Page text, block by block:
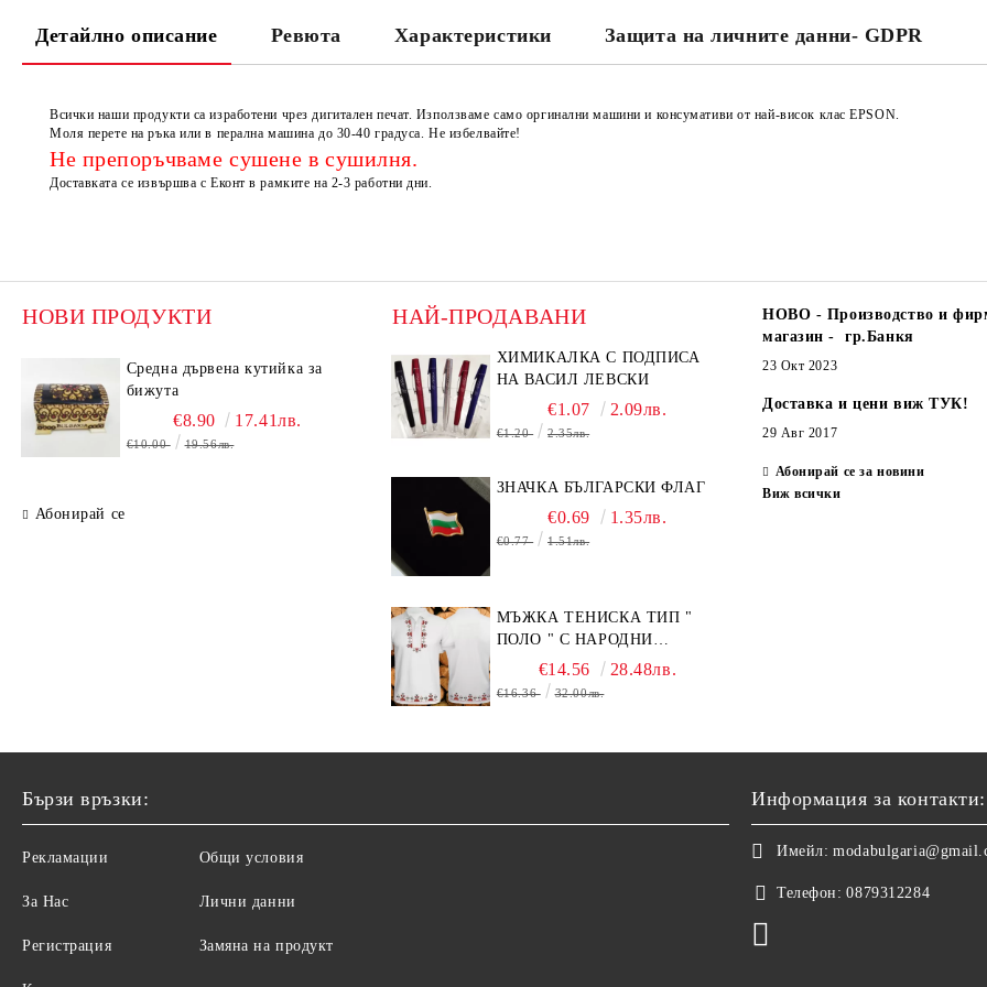
Детайлно описание Ревюта Характеристики Защита на личните данни- GDPR
Всички наши продукти са изработени чрез дигитален печат. Използваме само оргинални машини и консумативи от най-висок клас EPSON.
Моля перете на ръка или в перална машина до 30-40 градуса. Не избелвайте!
Не препоръчваме сушене в сушилня.
Доставката се извършва с Еконт в рамките на 2-3 работни дни.
НОВИ ПРОДУКТИ
Средна дървена кутийка за
бижута
€8.90 17.41лв.
€10.00 19.56лв.
Абонирай се
НАЙ-ПРОДАВАНИ
ХИМИКАЛКА С ПОДПИСА
НА ВАСИЛ ЛЕВСКИ
€1.07 2.09лв.
€1.20 2.35лв.
ЗНАЧКА БЪЛГАРСКИ ФЛАГ
€0.69 1.35лв.
€0.77 1.51лв.
МЪЖКА ТЕНИСКА ТИП "
ПОЛО " С НАРОДНИ
МОТИВИ.€14.56 28.48лв.
€16.36 32.00лв.
НОВО - Производство и
магазин - гр.Банкя
23 Окт 2023
Доставка и цени виж ТУК!
29 Авг 2017
Абонирай се за новини
Виж всички
Бързи връзки:
Рекламации
За Нас
Регистрация
Общи условия
Лични данни
Замяна на продукт
Информация за контакти:
Имейл:
Телефон: 0879312284